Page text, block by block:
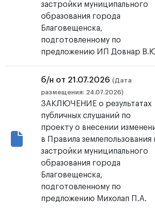
застройки муниципального
образования города
Благовещенска,
подготовленному по
предложению ИП Довнар
б/н от 21.07.2026 (Дата
размещения: 24.07.2026)
ЗАКЛЮЧЕНИЕ о результатах
публичных слушаний по
проекту о внесении
в Правила землепользования
застройки муниципального
образования города
Благовещенска,
подготовленному по
предложению Михолап П.А.